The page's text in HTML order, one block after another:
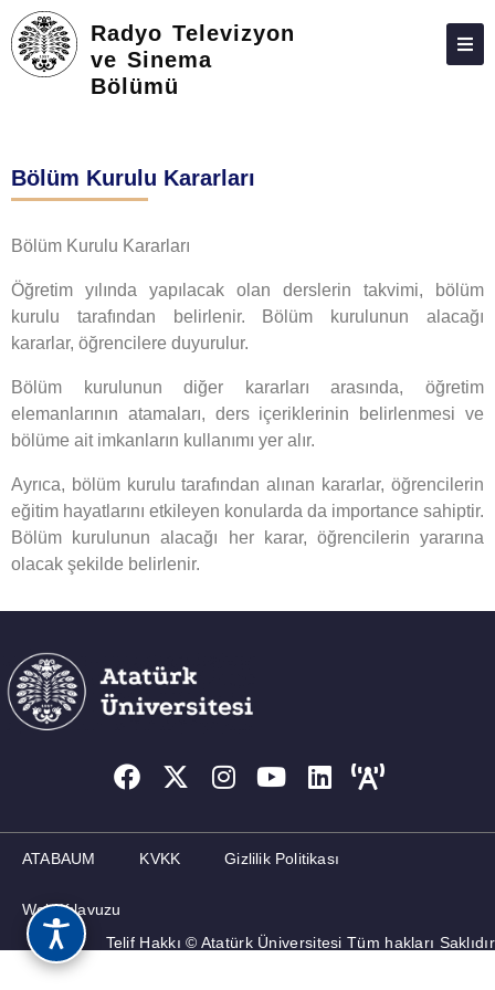
Radyo Televizyon
ve Sinema
Bölümü
HAKKIMIZDA
LISANS
TOPLUMA KATKI
İLETIŞIM
Bölüm Kurulu Kararları
Bölüm Kurulu Kararları
Öğretim yılında yapılacak olan derslerin takvimi, bölüm
kurulu tarafından belirlenir. Bölüm kurulunun alacağı
kararlar, öğrencilere duyurulur.
Bölüm kurulunun diğer kararları arasında, öğretim
elemanlarının atamaları, ders içeriklerinin belirlenmesi ve
bölüme ait imkanların kullanımı yer alır.
Ayrıca, bölüm kurulu tarafından alınan kararlar, öğrencilerin
eğitim hayatlarını etkileyen konularda da importance sahiptir.
Bölüm kurulunun alacağı her karar, öğrencilerin yararına
olacak şekilde belirlenir.
ATABAUM KVKK Gizlilik Politikası
Web Kılavuzu
Telif Hakkı © Atatürk Üniversitesi Tüm hakları Saklıdır